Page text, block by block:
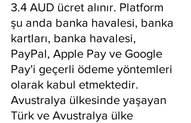
3.4 AUD ücret alınır. Platform
şu anda banka havalesi, banka
kartları, banka havalesi,
PayPal, Apple Pay ve Google
Pay'i geçerli ödeme yöntemleri
olarak kabul etmektedir.
Avustralya ülkesinde yaşayan
Türk ve Avustralya ülke